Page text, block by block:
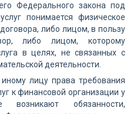
Федерального закона под
понимается физическое
либо лицом, в пользу
либо лицом, которому
в целях, не связанных с
деятельности.
лицу права требования
к финансовой организации у
обязанности,